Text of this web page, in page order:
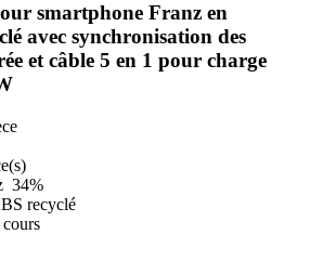
smartphone Franz en
avec synchronisation des
et câble 5 en 1 pour charge
34%
recyclé
cours